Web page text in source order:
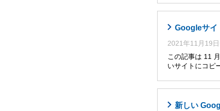
Googleサイ
2021年11月19
この記事は 11
いサイトにコピ
新しい